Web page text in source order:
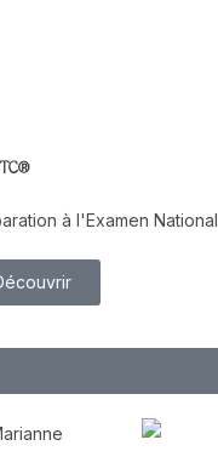
à l'Examen National